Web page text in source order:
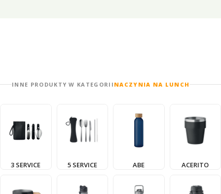
INNE PRODUKTY W KATEGORII NACZYNIA NA LUNCH
3 SERVICE 5 SERVICE ABE ACERITO